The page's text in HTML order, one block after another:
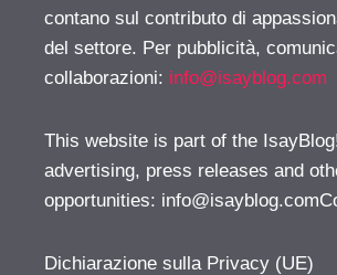
contano sul contributo di
del settore. Per pubblicità,
collaborazioni: info@isayblog.com
This website is part of the
advertising, press releases and
opportunities:
Dichiarazione sulla Privacy (UE)